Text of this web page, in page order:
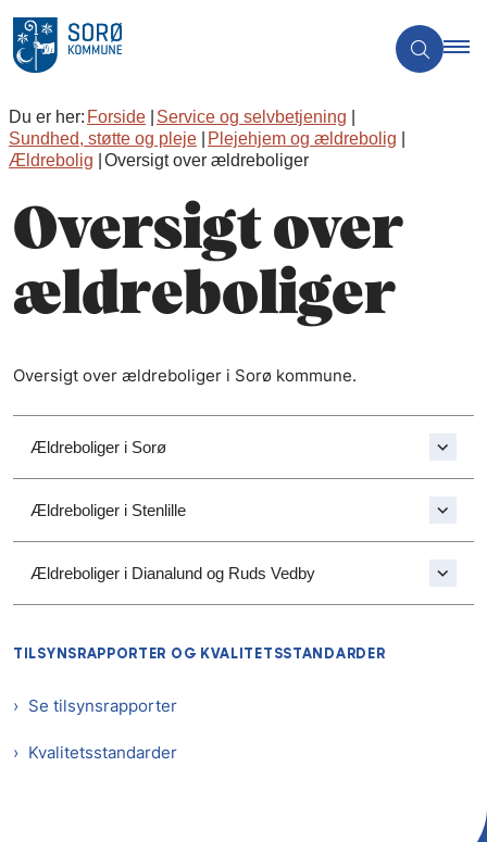
Du er her: Forside
Service og selvbetjening
Sundhed, støtte og pleje
Plejehjem og ældrebolig
Ældrebolig
Oversigt over ældreboliger
Oversigt over
ældreboliger
Oversigt over ældreboliger i Sorø kommune.
Ældreboliger i Sorø
Ældreboliger i Stenlille
Ældreboliger i Dianalund og Ruds Vedby
TILSYNSRAPPORTER OG KVALITETSSTANDARDER
Se tilsynsrapporter
Kvalitetsstandarder